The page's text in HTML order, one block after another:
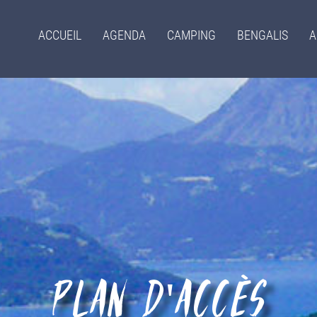
Menu
ACCUEIL AGENDA CAMPING BENGALIS
Plan d'accès